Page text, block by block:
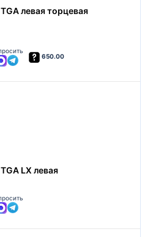
левая торцевая
650.00
LX левая